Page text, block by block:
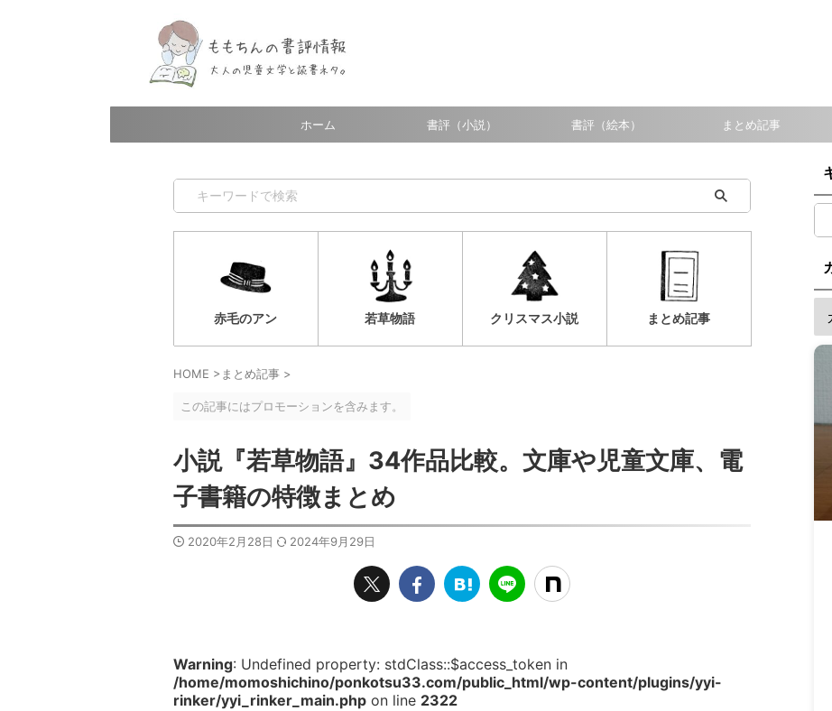
ホーム 書評（小説） 書評（絵本） まとめ記事
赤毛のアン 若草物語 クリスマス小説 まとめ記事
HOME > まとめ記事 >
この記事にはプロモーションを含みます。
小説『若草物語』34作品比較。文庫や児童文庫、電
子書籍の特徴まとめ
2020年2月28日 2024年9月29日
Warning: Undefined property: stdClass::$access_token in
/home/momoshichino/ponkotsu33.com/public_html/wp-content/plugins/yyi-
rinker/yyi_rinker_main.php on line 2322